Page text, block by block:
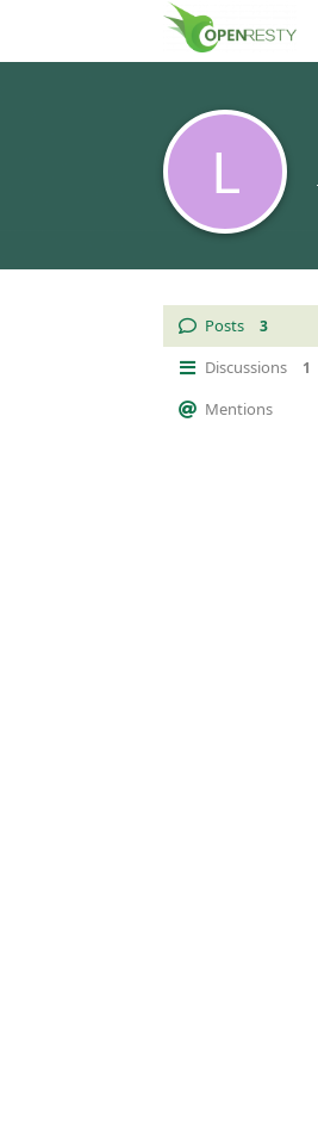
L
Posts 3
Discussions 1
Mentions